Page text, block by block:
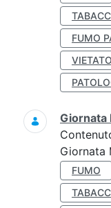
FUMO
Giornata
Giornata
FUMO